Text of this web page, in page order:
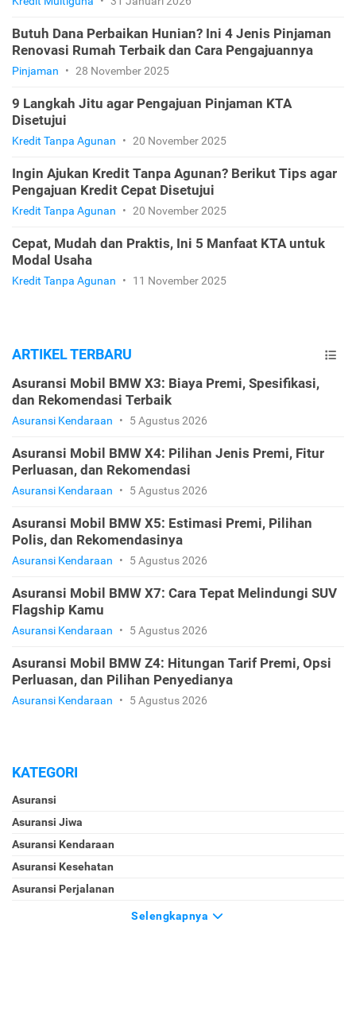
Butuh Dana Perbaikan Hunian? Ini 4 Jenis Pinjaman
Renovasi Rumah Terbaik dan Cara Pengajuannya
Pinjaman • 28 November 2025
9 Langkah Jitu agar Pengajuan Pinjaman KTA
Disetujui
Kredit Tanpa Agunan • 20 November 2025
Ingin Ajukan Kredit Tanpa Agunan? Berikut Tips agar
Pengajuan Kredit Cepat Disetujui
Kredit Tanpa Agunan • 20 November 2025
Cepat, Mudah dan Praktis, Ini 5 Manfaat KTA untuk
Modal Usaha
Kredit Tanpa Agunan • 11 November 2025
ARTIKEL TERBARU
Asuransi Mobil BMW X3: Biaya Premi, Spesifikasi,
dan Rekomendasi Terbaik
Asuransi Kendaraan • 5 Agustus 2026
Asuransi Mobil BMW X4: Pilihan Jenis Premi, Fitur
Perluasan, dan Rekomendasi
Asuransi Kendaraan • 5 Agustus 2026
Asuransi Mobil BMW X5: Estimasi Premi, Pilihan
Polis, dan Rekomendasinya
Asuransi Kendaraan • 5 Agustus 2026
Asuransi Mobil BMW X7: Cara Tepat Melindungi SUV
Flagship Kamu
Asuransi Kendaraan • 5 Agustus 2026
Asuransi Mobil BMW Z4: Hitungan Tarif Premi, Opsi
Perluasan, dan Pilihan Penyedianya
Asuransi Kendaraan • 5 Agustus 2026
KATEGORI
Asuransi
Asuransi Jiwa
Asuransi Kendaraan
Asuransi Kesehatan
Asuransi Perjalanan
Selengkapnya